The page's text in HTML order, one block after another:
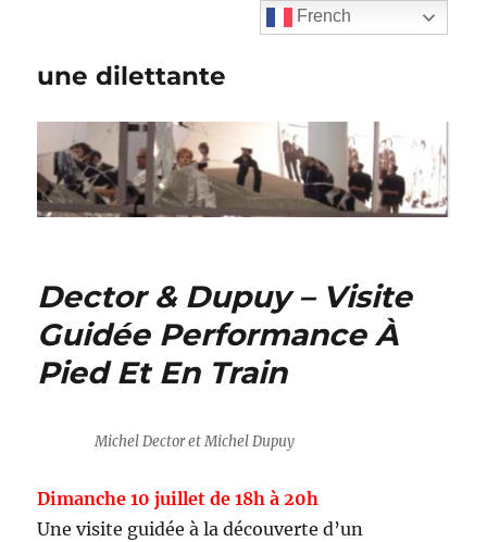
une dilettante
Dector & Dupuy – Visite
Guidée Performance À
Pied Et En Train
Michel Dector et Michel Dupuy
Dimanche 10 juillet de 18h à 20h
Une visite guidée à la découverte d’un
French